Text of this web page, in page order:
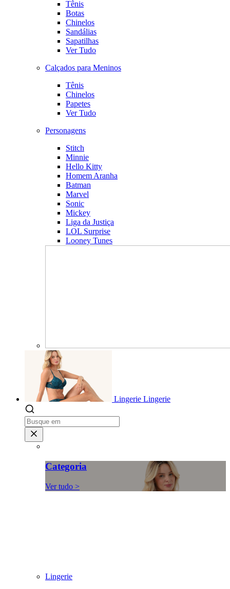
Tênis
Botas
Chinelos
Sandálias
Sapatilhas
Ver Tudo
Calçados para Meninos
Tênis
Chinelos
Papetes
Ver Tudo
Personagens
Stitch
Minnie
Hello Kitty
Homem Aranha
Batman
Marvel
Sonic
Mickey
Liga da Justiça
LOL Surprise
Looney Tunes
Lingerie Lingerie
Categoria
Ver tudo >
Lingerie